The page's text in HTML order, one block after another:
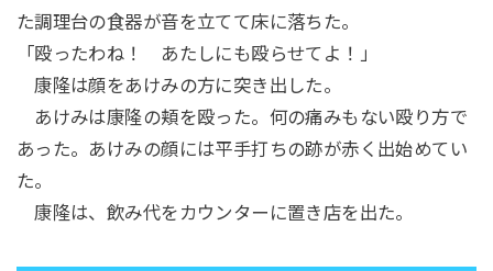
た調理台の食器が音を立てて床に落ちた。
「殴ったわね！ あたしにも殴らせてよ！」
康隆は顔をあけみの方に突き出した。
あけみは康隆の頬を殴った。何の痛みもない殴り方で
あった。あけみの顔には平手打ちの跡が赤く出始めてい
た。
康隆は、飲み代をカウンターに置き店を出た。